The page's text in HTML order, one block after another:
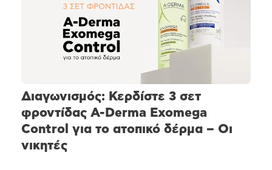
Διαγωνισμός: Κερδίστε 3 σετ
φροντίδας A-Derma Exomega
Control για το ατοπικό δέρμα – Οι
νικητές